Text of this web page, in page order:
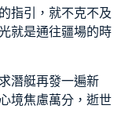
指引，就不克不及
就是通往疆場的時
潛艇再發一遍新
境焦慮萬分，逝世